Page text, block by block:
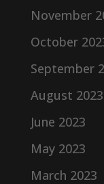
November
October
September
August 2023
June 2023
May 2023
March 2023